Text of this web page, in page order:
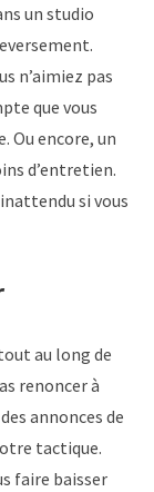
un studio
n’aimiez pas
que vous
Ou encore, un
d’entretien.
si vous
au long de
renoncer à
annonces de
tactique.
faire baisser